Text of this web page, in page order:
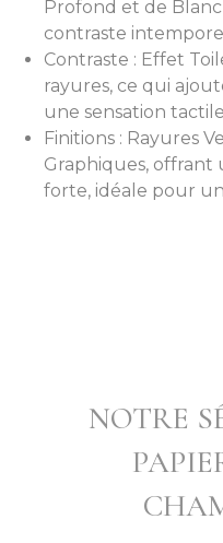
Profond et de
contraste
Contraste : Effet
rayures, ce qui
une sensation
Finitions : Rayures
Graphiques,
forte, idéale pour
NOTRE